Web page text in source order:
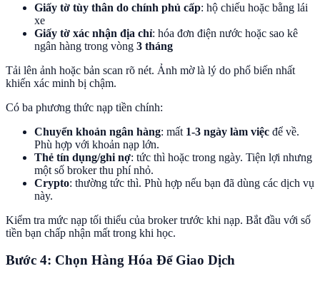
Giấy tờ tùy thân do chính phủ cấp: hộ chiếu hoặc bằng lái
xe
Giấy tờ xác nhận địa chỉ: hóa đơn điện nước hoặc sao kê
ngân hàng trong vòng 3 tháng
Tải lên ảnh hoặc bản scan rõ nét. Ảnh mờ là lý do phổ biến nhất
khiến xác minh bị chậm.
Có ba phương thức nạp tiền chính:
Chuyển khoản ngân hàng: mất 1-3 ngày làm việc để về.
Phù hợp với khoản nạp lớn.
Thẻ tín dụng/ghi nợ: tức thì hoặc trong ngày. Tiện lợi nhưng
một số broker thu phí nhỏ.
Crypto: thường tức thì. Phù hợp nếu bạn đã dùng các dịch vụ
này.
Kiểm tra mức nạp tối thiểu của broker trước khi nạp. Bắt đầu với số
tiền bạn chấp nhận mất trong khi học.
Bước 4: Chọn Hàng Hóa Để Giao Dịch